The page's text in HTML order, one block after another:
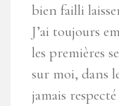
bien failli
J’ai toujours
les premières
sur moi, dans
jamais